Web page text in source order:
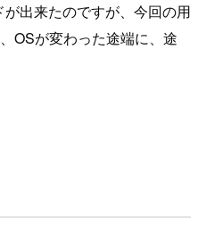
出来たのですが、今回の用
OSが変わった途端に、途